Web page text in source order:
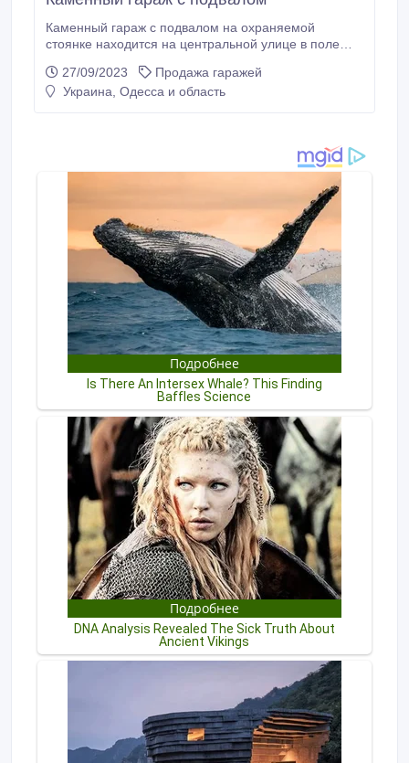
Каменный гараж с подвалом на охраняемой
стоянке находится на центральной улице в поле
аэропорта. Ул. Центральный аэропорт , гаражный
кооператив "Сокол". Проведен свет, но на всей
27/09/2023
Продажа гаражей
Украина, Одесса и область